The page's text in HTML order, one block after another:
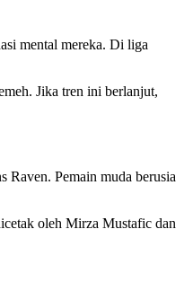
mental mereka. Di liga
Jika tren ini berlanjut,
Raven. Pemain muda berusia
oleh Mirza Mustafic dan